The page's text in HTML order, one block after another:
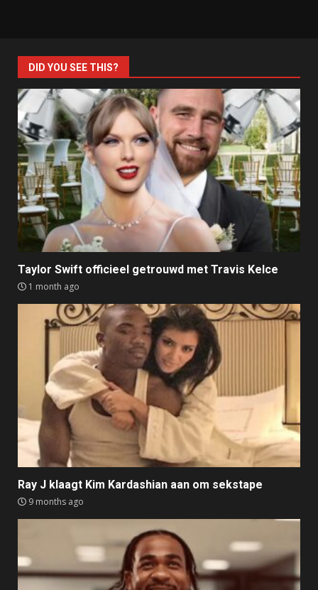
DID YOU SEE THIS?
Taylor Swift officieel getrouwd met Travis Kelce
1 month ago
Ray J klaagt Kim Kardashian aan om sekstape
9 months ago